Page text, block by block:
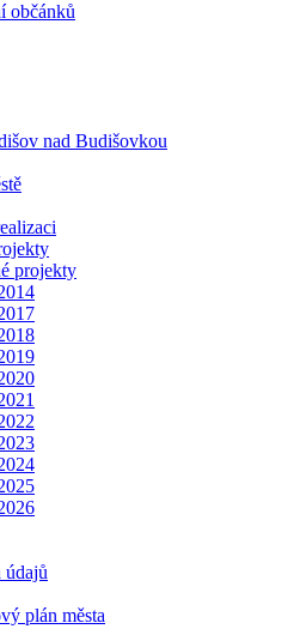
občánků
nad Budišovkou
projekty
údajů
plán města